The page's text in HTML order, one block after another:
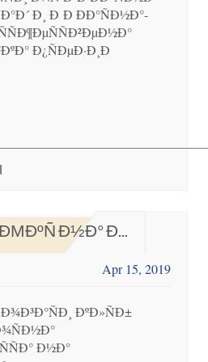
Ð¸ Ð Ð ÐÐ°ÑÐ½Ð°-
Ð¿ÑÐµÐ·Ð¸Ð
Ð½Ð° Ð...
Apr 15, 2019
ÐºÐ»ÑÐ±
Ð½Ð°